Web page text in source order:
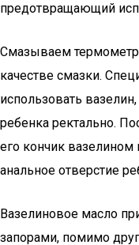
предотвращающий
Смазываем термометр
качестве смазки.
использовать
ребенка ректально.
его кончик вазелином
анальное отверстие
Вазелиновое масло
запорами, помимо